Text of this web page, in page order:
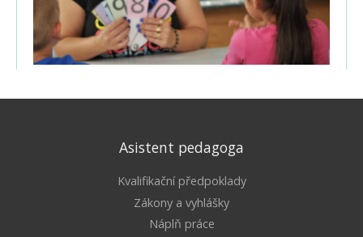
Asistent pedagoga
Kvalifikační předpoklady
Zákony a vyhlášky
Náplň práce